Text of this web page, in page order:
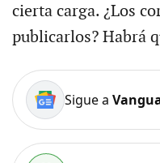
cierta carga. ¿Los
publicarlos? Habrá
Sigue a